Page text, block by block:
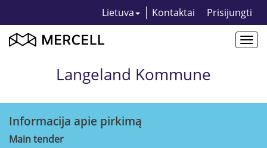
Lietuva Kontaktai Prisijungti
Langeland Kommune
Informacija apie pirkimą
Main tender